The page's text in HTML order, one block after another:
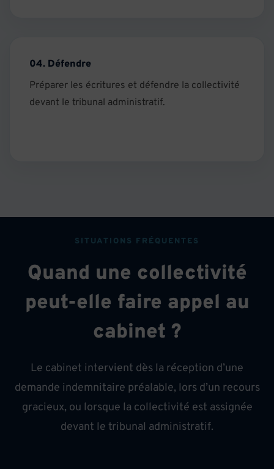
04. Défendre
Préparer les écritures et défendre la collectivité
devant le tribunal administratif.
SITUATIONS FRÉQUENTES
Quand une collectivité
peut-elle faire appel au
cabinet ?
Le cabinet intervient dès la réception d’une
demande indemnitaire préalable, lors d’un recours
gracieux, ou lorsque la collectivité est assignée
devant le tribunal administratif.